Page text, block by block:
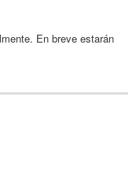
En breve estarán